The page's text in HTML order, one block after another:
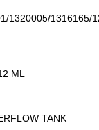
1320005/1316165/
ML
TANK